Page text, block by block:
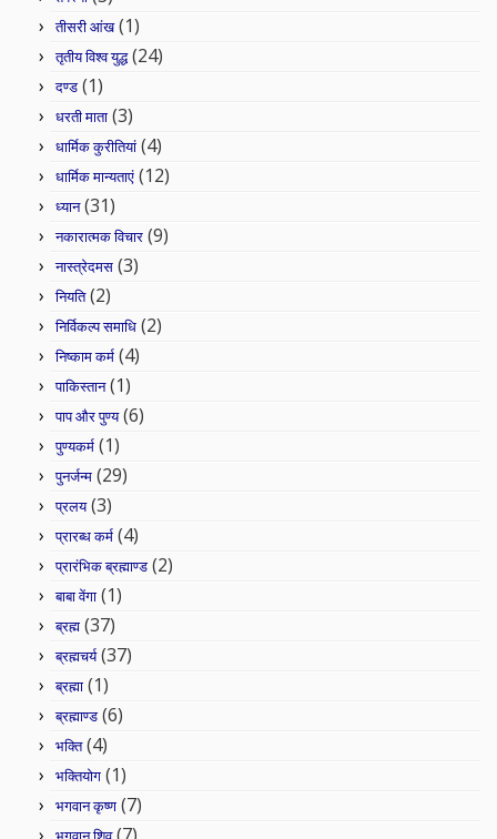
तीसरी आंख(1)
तृतीय विश्व युद्ध(24)
दण्ड (1)
धरती माता (3)
धार्मिक कुरीतियां (4)
धार्मिक मान्यताएं (12)
ध्यान(31)
नकारात्मक विचार (9)
नास्त्रेदमस (3)
नियति(2)
निर्विकल्प समाधि (2)
निष्काम कर्म (4)
पाकिस्तान(1)
पाप और पुण्य(6)
पुण्यकर्म (1)
पुनर्जन्म (29)
प्रलय(3)
प्रारब्ध कर्म (4)
प्रारंभिक ब्रह्माण्ड (2)
बाबा वेंगा (1)
ब्रह्म (37)
ब्रह्मचर्य(37)
ब्रह्मा (1)
ब्रह्माण्ड (6)
भक्ति(4)
भक्तियोग (1)
भगवान कृष्ण (7)